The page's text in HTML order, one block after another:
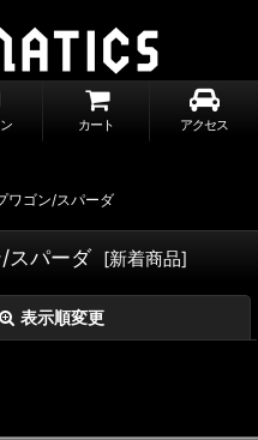
カート アクセス
ワゴン/スパーダ
スパーダ [新着商品]
表示順変更